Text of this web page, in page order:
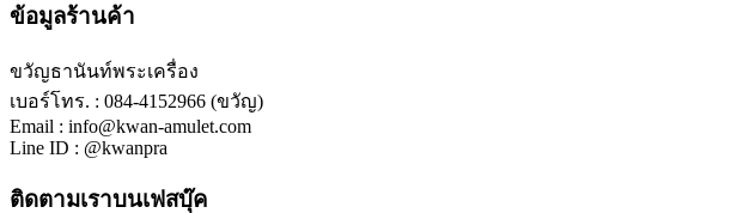
ข้อมูลร้านค้า
ขวัญธานันท์พระเครื่อง
เบอร์โทร. : 084-4152966 (ขวัญ)
Email : info@kwan-amulet.com
Line ID : @kwanpra
ติดตามเราบนเฟสบุ๊ค